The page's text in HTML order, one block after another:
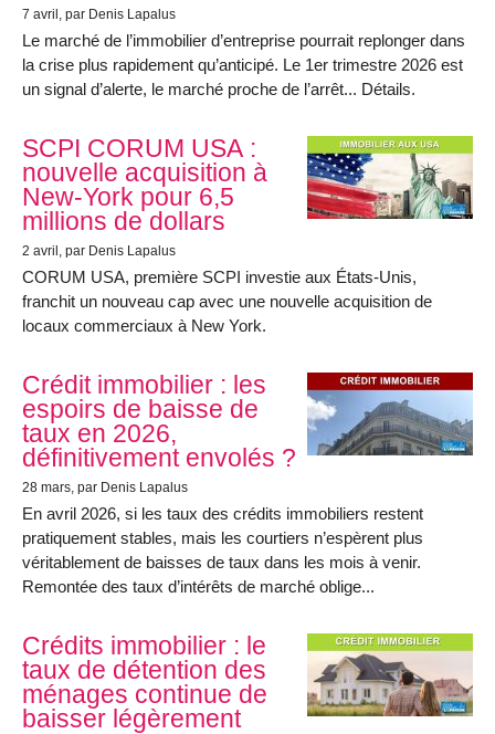
7 avril , par Denis Lapalus
Le marché de l’immobilier d’entreprise pourrait replonger dans
la crise plus rapidement qu’anticipé. Le 1er trimestre 2026 est
un signal d’alerte, le marché proche de l’arrêt... Détails.
SCPI CORUM USA :
nouvelle acquisition à
New-York pour 6,5
millions de dollars
2 avril , par Denis Lapalus
CORUM USA, première SCPI investie aux États-Unis,
franchit un nouveau cap avec une nouvelle acquisition de
locaux commerciaux à New York.
Crédit immobilier : les
espoirs de baisse de
taux en 2026,
définitivement envolés ?
28 mars, par Denis Lapalus
En avril 2026, si les taux des crédits immobiliers restent
pratiquement stables, mais les courtiers n’espèrent plus
véritablement de baisses de taux dans les mois à venir.
Remontée des taux d’intérêts de marché oblige...
Crédits immobilier : le
taux de détention des
ménages continue de
baisser légèrement